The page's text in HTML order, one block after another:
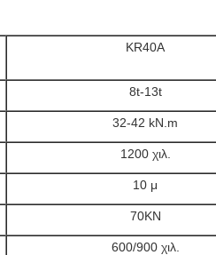
KR40A
8t-13t
32-42 kN.m
1200 χιλ.
10 μ
70KN
600/900 χιλ.